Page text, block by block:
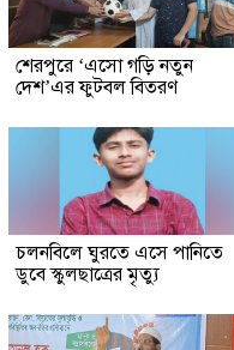
শেরপুরে ‘এসো গড়ি নতুন
দেশ’এর ফুটবল বিতরণ
চলনবিলে ঘুরতে এসে পানিতে
ডুবে স্কুলছাত্রের মৃত্যু